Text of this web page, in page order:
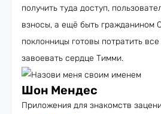
получить туда доступ,
взносы, а ещё быть гражданином
поклонницы готовы потратить
завоевать сердце Тимми.
Шон Мендес
Приложения для знакомств